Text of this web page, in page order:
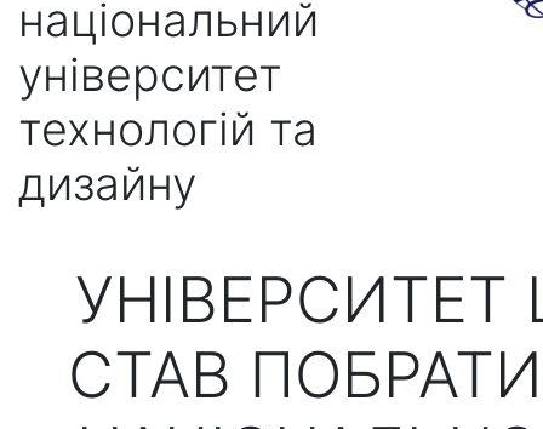
національний
університет
технологій та
дизайну
СТАВ